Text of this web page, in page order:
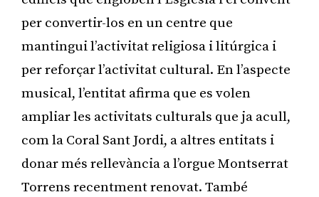
per convertir-los en un centre que
mantingui l’activitat religiosa i litúrgica i
per reforçar l’activitat cultural. En l’aspecte
musical, l’entitat afirma que es volen
ampliar les activitats culturals que ja acull,
com la Coral Sant Jordi, a altres entitats i
donar més rellevància a l’orgue Montserrat
Torrens recentment renovat. També